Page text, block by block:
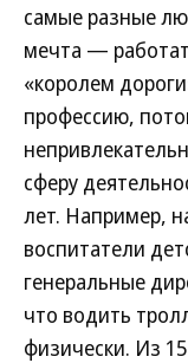
самые разные
мечта —
«королем
профессию,
сферу
лет. Например,
воспитатели
генеральные
что водить
физически. Из